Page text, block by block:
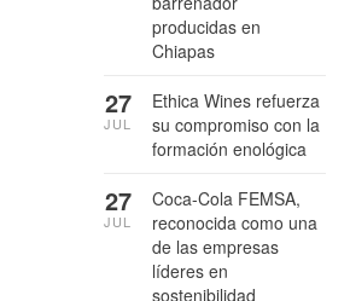
producidas en
Chiapas
Ethica Wines refuerza
su compromiso con la
formación enológica
27
JUL
Coca-Cola FEMSA,
reconocida como una
de las empresas
líderes en
sostenibilidad
27
JUL